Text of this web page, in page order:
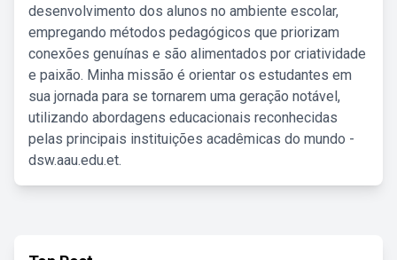
desenvolvimento dos alunos no ambiente escolar,
empregando métodos pedagógicos que priorizam
conexões genuínas e são alimentados por criatividade
e paixão. Minha missão é orientar os estudantes em
sua jornada para se tornarem uma geração notável,
utilizando abordagens educacionais reconhecidas
pelas principais instituições acadêmicas do mundo -
dsw.aau.edu.et.